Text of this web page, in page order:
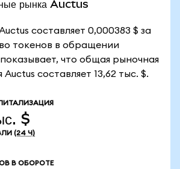
рынка Auctus
составляет 0,000383 $ за
токенов в обращении
что общая рыночная
составляет 13,62 тыс. $.
$
(24 Ч)
В ОБОРОТЕ